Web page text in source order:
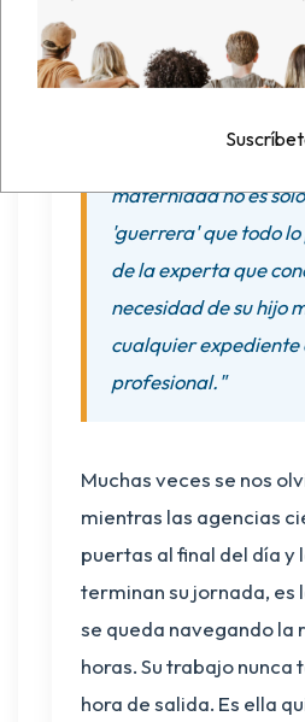
expediente o teoría
maternidad no es
'guerrera' que todo lo
de la experta que
necesidad de su hijo
cualquier expediente
profesional."
Muchas veces se nos
mientras las agencias
puertas al final del día y
terminan su jornada, es
se queda navegando la
horas. Su trabajo nunca
hora de salida. Es ella